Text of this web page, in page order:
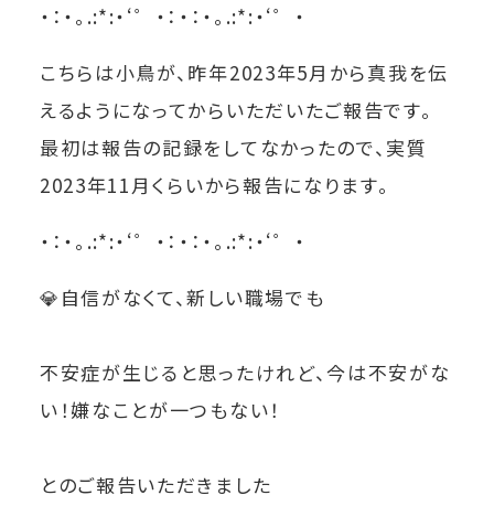
・：・。 .:*:・ ‘゜・：・：・。 .:*:・‘゜・
こちらは小鳥が、昨年2023年5月から真我を伝
えるようになってからいただいたご報告です。
最初は報告の記録をしてなかったので、実質
2023年11月くらいから報告になります。
・：・。 .:*:・ ‘゜・：・：・。 .:*:・‘゜・
💎自信がなくて、新しい職場でも
不安症が生じると思ったけれど、今は不安がな
い！嫌なことが一つもない！
とのご報告いただきました